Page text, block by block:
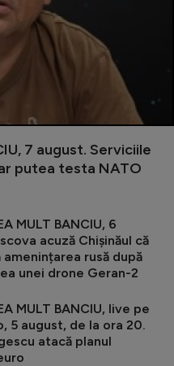
7 august. Serviciile
putea testa NATO
MULT BANCIU, 6
acuză Chișinăul că
rusă după
unei drone Geran-2
MULT BANCIU, live pe
5 august, de la ora 20.
atacă planul